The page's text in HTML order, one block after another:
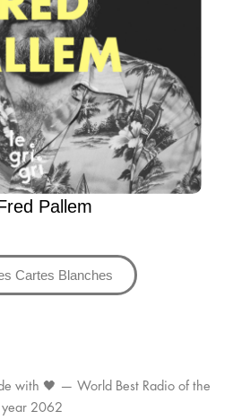
Pallem
Cartes Blanches
with 🖤 — World Best Radio of the
year 2062